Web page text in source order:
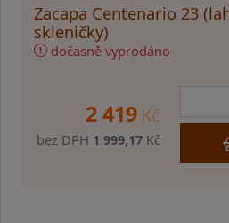
Zacapa Centenario 23
skleničky)
dočasně vyprodáno
2 419 Kč
bez DPH 1 999,17 Kč